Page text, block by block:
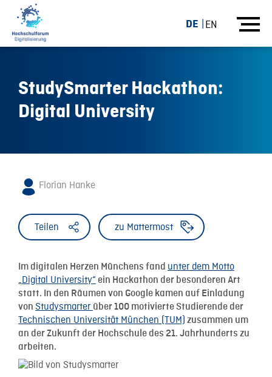
DE EN
StudySmarter Hackathon:
Digital University
Florian Hanke
Teilen zu Mattermost
Im digitalen Herzen Münchens fand unter dem Motto
„Digital University“ ein Hackathon der besonderen Art
statt. In den Räumen von Google kamen auf Einladung
von Studysmarter über 100 motivierte Studierende der
Technischen Universität München (TUM) zusammen um
an der Zukunft der Hochschule des 21. Jahrhunderts zu
arbeiten.